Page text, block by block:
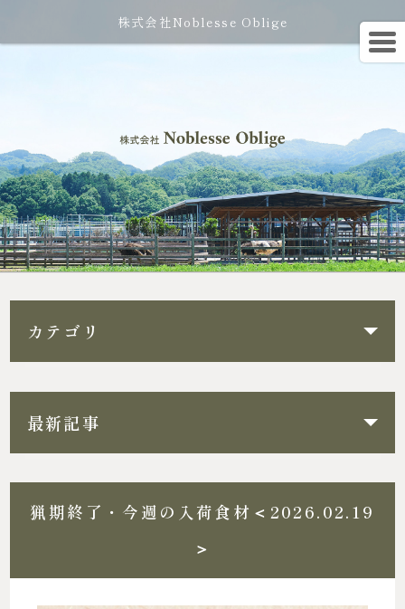
株式会社Noblesse Oblige
カテゴリ
最新記事
猟期終了・今週の入荷食材＜2026.02.19
＞